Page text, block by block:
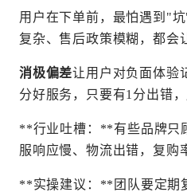
用户在下单前，最怕遇到"
复杂、售后政策模糊，都会
消极偏差让用户对负面体验
分好服务，只要有1分出错
**行业吐槽：**有些品牌只
服响应慢、物流出错，复购
**实操建议：**团队要定期